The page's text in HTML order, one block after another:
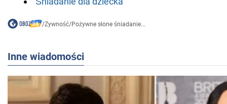
/Żywność/Pożywne słone śniadanie...
Inne wiadomości